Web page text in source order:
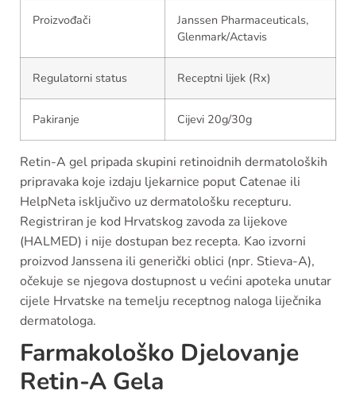
Proizvođači
Janssen Pharmaceuticals,
Glenmark/Actavis
Regulatorni status Receptni lijek (Rx)
Pakiranje Cijevi 20g/30g
Retin-A gel pripada skupini retinoidnih dermatoloških
pripravaka koje izdaju ljekarnice poput Catenae ili
HelpNeta isključivo uz dermatološku recepturu.
Registriran je kod Hrvatskog zavoda za lijekove
(HALMED) i nije dostupan bez recepta. Kao izvorni
proizvod Janssena ili generički oblici (npr. Stieva-A),
očekuje se njegova dostupnost u većini apoteka unutar
cijele Hrvatske na temelju receptnog naloga liječnika
dermatologa.
Farmakološko Djelovanje
Retin-A Gela